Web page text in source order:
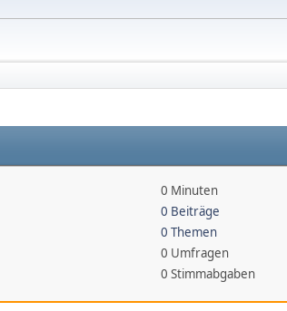
0 Minuten
0 Beiträge
0 Themen
0 Umfragen
0 Stimmabgaben